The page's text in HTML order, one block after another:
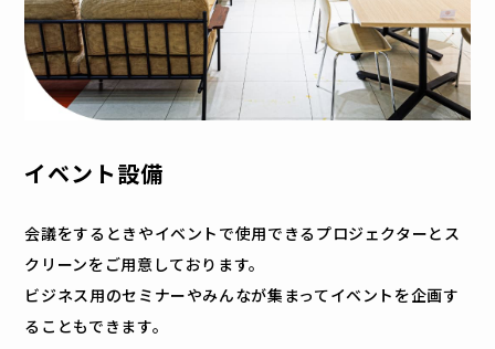
イベント設備
会議をするときやイベントで使用できるプロジェクターとス
クリーンをご用意しております。
ビジネス用のセミナーやみんなが集まってイベントを企画す
ることもできます。